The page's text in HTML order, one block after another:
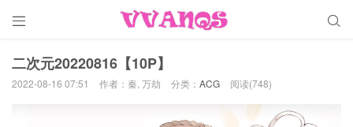
 
二次元20220816【10P】
2022-08-16 07:51 作者：秦, 万劫 分类： ACG 阅读(748)